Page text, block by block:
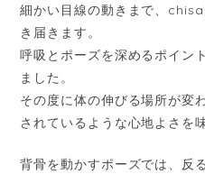
細かい目線の動きまで、
き届きます。
呼吸とポーズを深めるポイン
ました。
その度に体の伸びる場所が変
されているような心地よさを
背骨を動かすポーズでは、反